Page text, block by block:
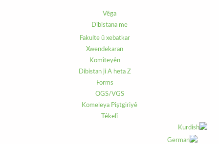
Vêga
Dibistana me
Fakulte û xebatkar
Xwendekaran
Komîteyên
Dibistan ji A heta Z
Forms
OGS/VGS
Komeleya Piştgiriyê
Têkelî